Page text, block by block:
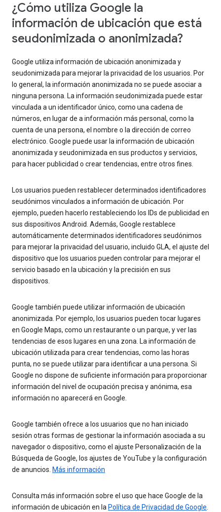
¿Cómo utiliza Google la
información de ubicación que está
seudonimizada o anonimizada?
Google utiliza información de ubicación anonimizada y
seudonimizada para mejorar la privacidad de los usuarios. Por
lo general, la información anonimizada no se puede asociar a
ninguna persona. La información seudonimizada puede estar
vinculada a un identificador único, como una cadena de
números, en lugar de a información más personal, como la
cuenta de una persona, el nombre o la dirección de correo
electrónico. Google puede usar la información de ubicación
anonimizada y seudonimizada en sus productos y servicios,
para hacer publicidad o crear tendencias, entre otros fines.
Los usuarios pueden restablecer determinados identificadores
seudónimos vinculados a información de ubicación. Por
ejemplo, pueden hacerlo restableciendo los IDs de publicidad en
sus dispositivos Android. Además, Google restablece
automáticamente determinados identificadores seudónimos
para mejorar la privacidad del usuario, incluido GLA, el ajuste del
dispositivo que los usuarios pueden controlar para mejorar el
servicio basado en la ubicación y la precisión en sus
dispositivos.
Google también puede utilizar información de ubicación
anonimizada. Por ejemplo, los usuarios pueden tocar lugares
en Google Maps, como un restaurante o un parque, y ver las
tendencias de esos lugares en una zona. La información de
ubicación utilizada para crear tendencias, como las horas
punta, no se puede utilizar para identificar a una persona. Si
Google no dispone de suficiente información para proporcionar
información del nivel de ocupación precisa y anónima, esa
información no aparecerá en Google.
Google también ofrece a los usuarios que no han iniciado
sesión otras formas de gestionar la información asociada a su
navegador o dispositivo, como el ajuste Personalización de la
Búsqueda de Google, los ajustes de YouTube y la configuración
de anuncios. Más información
Consulta más información sobre el uso que hace Google de la
información de ubicación en la Política de Privacidad de Google.